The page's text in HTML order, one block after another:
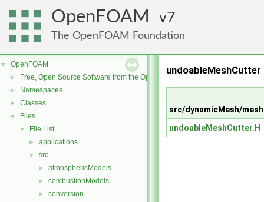
OpenFOAM 7
The OpenFOAM Foundation
▼ OpenFOAM
► Free, Open Source Software from the OpenFOAM Foundation
► Namespaces
► Classes
▼ Files
▼ File List
► applications
▼ src
► atmosphericModels
► combustionModels
► conversion
src/dynamicMesh/
undoableMeshCutter.H